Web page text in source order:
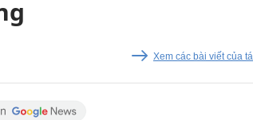
Xem các bài viết của